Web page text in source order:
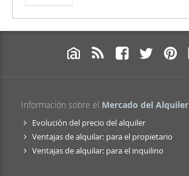
Información sobre el Mercado del Alquiler
Evolución del precio del alquiler
Ventajas de alquilar: para el propietario
Ventajas de alquilar: para el inquilino